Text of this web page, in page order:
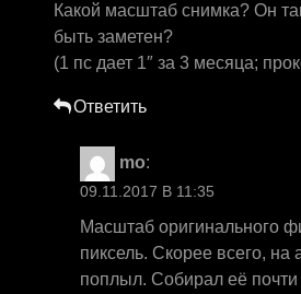
Какой масштаб снимка? Он
быть заметен?
(1 пс дает 1″ за 3 месяца;
Ответить
mo:
09.11.2017 В 11:35
Масштаб оригинального
пиксель. Скорее всего,
поплыл. Собирал её